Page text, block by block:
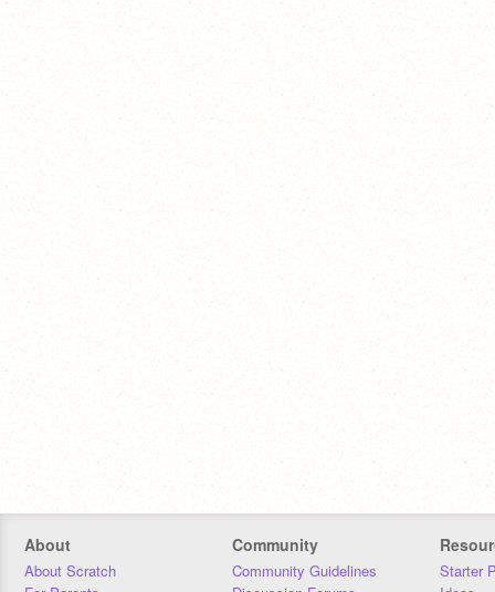
About
About Scratch
Community
Community Guidelines
Starter